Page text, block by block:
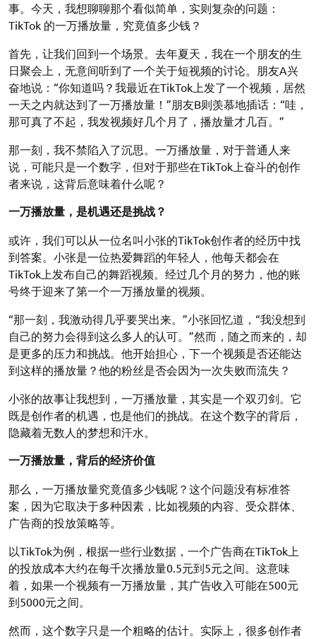
事。今天，我想聊聊那个看似简单，实则复杂的问题：
TikTok 的一万播放量，究竟值多少钱？
首先，让我们回到一个场景。去年夏天，我在一个朋友的生
日聚会上，无意间听到了一个关于短视频的讨论。朋友A兴
奋地说：“你知道吗？我最近在TikTok上发了一个视频，居然
一天之内就达到了一万播放量！”朋友B则羡慕地插话：“哇，
那可真了不起，我发视频好几个月了，播放量才几百。”
那一刻，我不禁陷入了沉思。一万播放量，对于普通人来
说，可能只是一个数字，但对于那些在TikTok上奋斗的创作
者来说，这背后意味着什么呢？
一万播放量，是机遇还是挑战？
或许，我们可以从一位名叫小张的TikTok创作者的经历中找
到答案。小张是一位热爱舞蹈的年轻人，他每天都会在
TikTok上发布自己的舞蹈视频。经过几个月的努力，他的账
号终于迎来了第一个一万播放量的视频。
“那一刻，我激动得几乎要哭出来。”小张回忆道，“我没想到
自己的努力会得到这么多人的认可。”然而，随之而来的，却
是更多的压力和挑战。他开始担心，下一个视频是否还能达
到这样的播放量？他的粉丝是否会因为一次失败而流失？
小张的故事让我想到，一万播放量，其实是一个双刃剑。它
既是创作者的机遇，也是他们的挑战。在这个数字的背后，
隐藏着无数人的梦想和汗水。
一万播放量，背后的经济价值
那么，一万播放量究竟值多少钱呢？这个问题没有标准答
案，因为它取决于多种因素，比如视频的内容、受众群体、
广告商的投放策略等。
以TikTok为例，根据一些行业数据，一个广告商在TikTok上
的投放成本大约在每千次播放量0.5元到5元之间。这意味
着，如果一个视频有一万播放量，其广告收入可能在500元
到5000元之间。
然而，这个数字只是一个粗略的估计。实际上，很多创作者